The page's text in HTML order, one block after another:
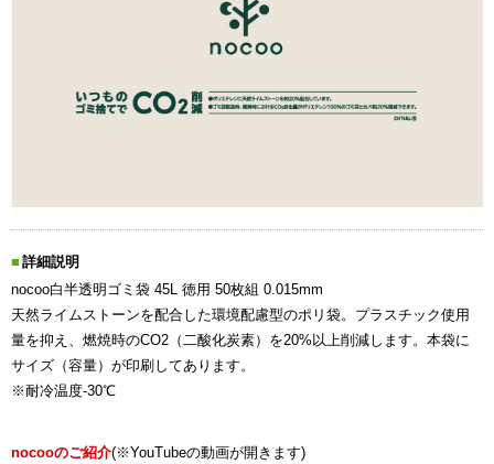
詳細説明
nocoo白半透明ゴミ袋 45L 徳用 50枚組 0.015mm
天然ライムストーンを配合した環境配慮型のポリ袋。プラスチック使用
量を抑え、燃焼時のCO2（二酸化炭素）を20%以上削減します。本袋に
サイズ（容量）が印刷してあります。
※耐冷温度-30℃
nocooのご紹介(※YouTubeの動画が開きます)